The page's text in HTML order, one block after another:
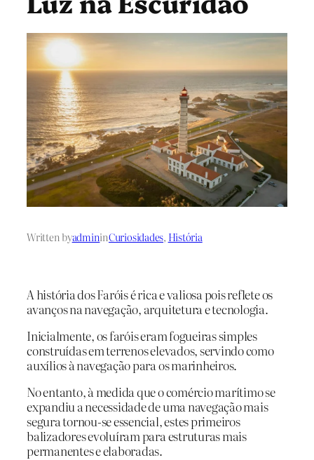
Written byadmininCuriosidades, História
A história dos Faróis é rica e valiosa pois reflete os
avanços na navegação, arquitetura e tecnologia.
Inicialmente, os faróis eram fogueiras simples
construídas em terrenos elevados, servindo como
auxílios à navegação para os marinheiros.
No entanto, à medida que o comércio marítimo se
expandiu a necessidade de uma navegação mais
segura tornou-se essencial, estes primeiros
balizadores evoluíram para estruturas mais
permanentes e elaboradas.